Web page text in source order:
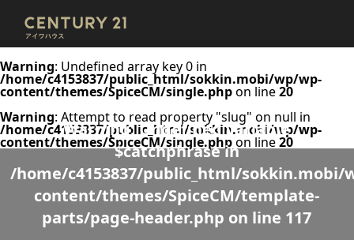
Warning: Undefined array key 0 in
/home/c4153837/public_html/sokkin.mobi/wp/wp-
content/themes/SpiceCM/single.phpon line20
Warning: Attempt to read property "slug" on null in
/home/c4153837/public_html/sokkin.mobi/wp/wp-
content/themes/SpiceCM/single.phpon line20
Warning: Undefined variable
$catchphrase in
/home/c4153837/public_html/sokkin.mobi/
content/themes/SpiceCM/template-
parts/page-header.php on line 117